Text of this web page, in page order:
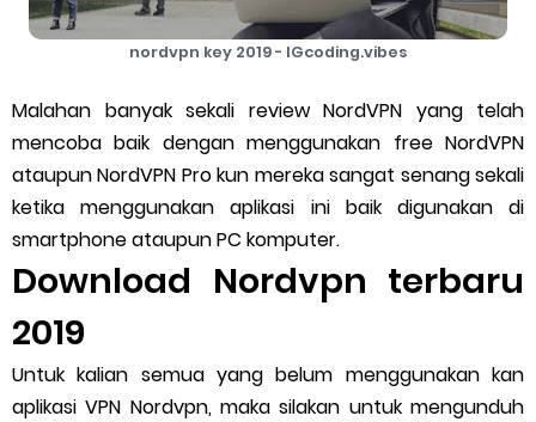
nordvpn key 2019 - IGcoding.vibes
Malahan banyak sekali review NordVPN yang telah
mencoba baik dengan menggunakan free NordVPN
ataupun NordVPN Pro kun mereka sangat senang sekali
ketika menggunakan aplikasi ini baik digunakan di
smartphone ataupun PC komputer.
Download Nordvpn terbaru
2019
Untuk kalian semua yang belum menggunakan kan
aplikasi VPN Nordvpn, maka silakan untuk mengunduh